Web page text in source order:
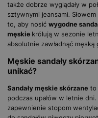
także dobrze wyglądały w
sztywnymi jeansami.
to, aby nosić wygodne
męskie królują w sezonie
absolutnie zawładnąć męską
Męskie sandały
unikać?
Sandały męskie skórzane to
podczas upałów w letnie
zapewnienie stopom